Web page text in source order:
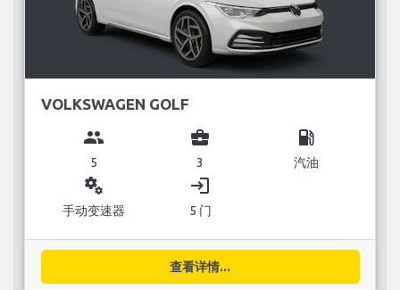
VOLKSWAGEN GOLF
group
5
business_center
3
local_gas_station
汽油
miscellaneous_services
手动变速器
login
5 门
查看详情...